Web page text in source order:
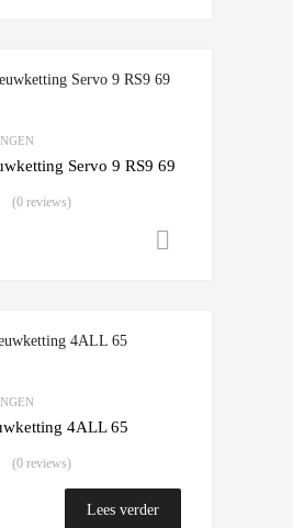
Servo 9 RS9 69
(0 reviews)
4ALL 65
(0 reviews)
Lees verder